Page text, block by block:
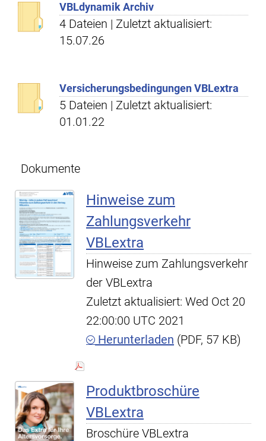
VBLdynamik Archiv
4 Dateien | Zuletzt aktualisiert:
15.07.26
Versicherungsbedingungen VBLextra
5 Dateien | Zuletzt aktualisiert:
01.01.22
Dokumente
Hinweise zum
Zahlungsverkehr
VBLextra
Hinweise zum Zahlungsverkehr
der VBLextra
Zuletzt aktualisiert: Wed Oct 20
22:00:00 UTC 2021
Herunterladen (PDF, 57 KB)
Produktbroschüre
VBLextra
Broschüre VBLextra